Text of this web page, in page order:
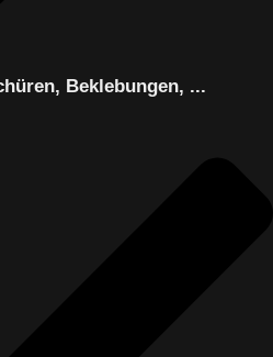
Beklebungen, ...